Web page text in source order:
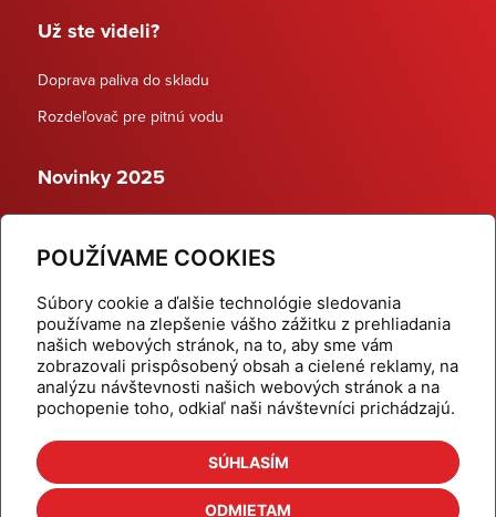
POUŽÍVAME COOKIES
Súbory cookie a ďalšie technológie sledovania
používame na zlepšenie vášho zážitku z prehliadania
našich webových stránok, na to, aby sme vám
zobrazovali prispôsobený obsah a cielené reklamy, na
analýzu návštevnosti našich webových stránok a na
pochopenie toho, odkiaľ naši návštevníci prichádzajú.
SÚHLASÍM
ODMIETAM
Už ste videli?
Doprava paliva do skladu
Rozdeľovač pre pitnú vodu
Novinky 2025
Dynamické termostatické ventily
Domov
Produkty
Aktuality
Odber šikovné tipy
Kalkulačky
Cenníky
Na stiahnutie
Referencie